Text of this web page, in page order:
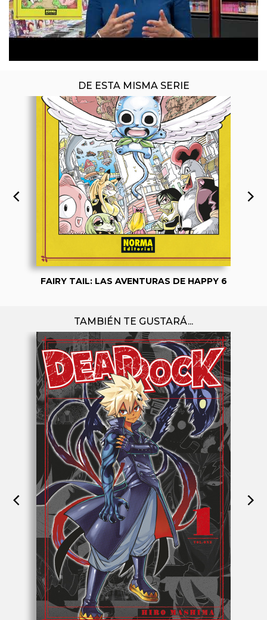
DE ESTA MISMA SERIE
FAIRY TAIL: LAS AVENTURAS DE HAPPY 6
TAMBIÉN TE GUSTARÁ...